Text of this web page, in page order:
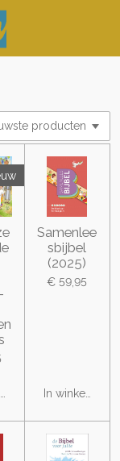
Samenlee
sbijbel
(2025)
€ 59,95
In